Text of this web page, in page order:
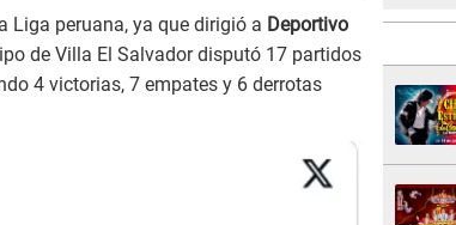
Liga peruana, ya que dirigió a Deportivo
de Villa El Salvador disputó 17 partidos
4 victorias, 7 empates y 6 derrotas